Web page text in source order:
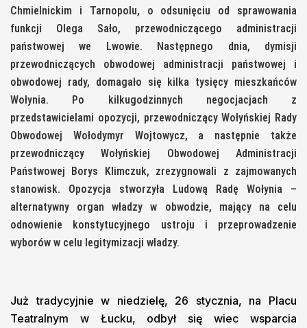
Chmielnickim i Tarnopolu, o odsunięciu od sprawowania
funkcji Olega Sało, przewodniczącego administracji
państwowej we Lwowie. Następnego dnia, dymisji
przewodniczących obwodowej administracji państwowej i
obwodowej rady, domagało się kilka tysięcy mieszkańców
Wołynia. Po kilkugodzinnych negocjacjach z
przedstawicielami opozycji, przewodniczący Wołyńskiej Rady
Obwodowej Wołodymyr Wojtowycz, a następnie także
przewodniczący Wołyńskiej Obwodowej Administracji
Państwowej Borys Klimczuk, zrezygnowali z zajmowanych
stanowisk. Opozycja stworzyła Ludową Radę Wołynia –
alternatywny organ władzy w obwodzie, mający na celu
odnowienie konstytucyjnego ustroju i przeprowadzenie
wyborów w celu legitymizacji władzy.
Już tradycyjnie w niedzielę, 26 stycznia, na Placu
Teatralnym w Łucku, odbył się wiec wsparcia